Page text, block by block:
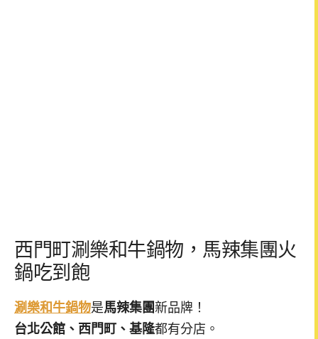
西門町涮樂和牛鍋物，馬辣集團火
鍋吃到飽
涮樂和牛鍋物是馬辣集團新品牌！
台北公館、西門町、基隆都有分店。